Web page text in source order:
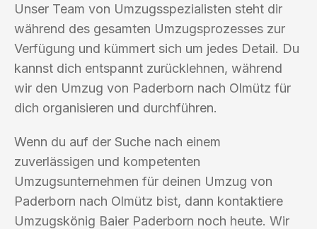
Unser Team von Umzugsspezialisten steht dir
während des gesamten Umzugsprozesses zur
Verfügung und kümmert sich um jedes Detail. Du
kannst dich entspannt zurücklehnen, während
wir den Umzug von Paderborn nach Olmütz für
dich organisieren und durchführen.
Wenn du auf der Suche nach einem
zuverlässigen und kompetenten
Umzugsunternehmen für deinen Umzug von
Paderborn nach Olmütz bist, dann kontaktiere
Umzugskönig Baier Paderborn noch heute. Wir